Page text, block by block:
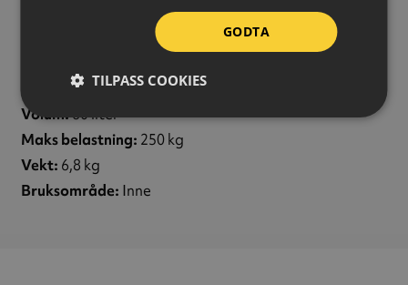
Polyetylen (HDPE RG)
Lengde:800 mm
Volum:60 liter
Maks belastning: 250 kg
Vekt: 6,8 kg
Bruksområde: Inne
GODTA
TILPASS COOKIES